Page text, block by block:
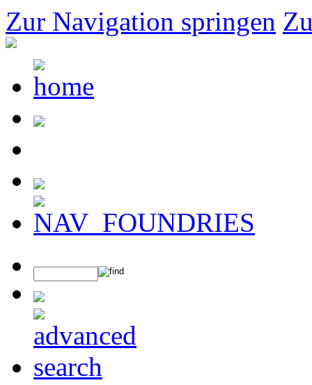
Zur Navigation springen